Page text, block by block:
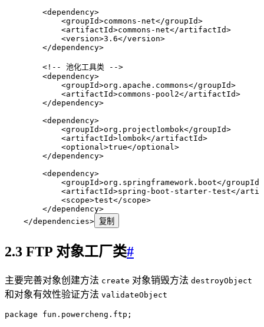
        <
dependency>
            <
groupId>commons-net</groupId>
            <
artifactId>commons-net</artifactId>
            <
version>3.6</version>
        </
dependency>
        <!-- 池化工具类 -->
        <
dependency>
            <
groupId>org.apache.commons</groupId>
            <
artifactId>commons-pool2</artifactId>
        </
dependency>
        <
dependency>
            <
groupId>org.projectlombok</groupId>
            <
artifactId>lombok</artifactId>
            <
optional>true</optional>
        </
dependency>
        <
dependency>
            <
groupId>org.springframework.boot</groupId
            <
artifactId>spring-boot-starter-test</
            <
scope>test</scope>
        </
dependency>
    </
dependencies> 复制
2.3 FTP 对象工厂类#
主要完善对象创建方法 create 对象销毁方法 destroyObject
和对象有效性验证方法 validateObject
package fun . powercheng . ftp ;